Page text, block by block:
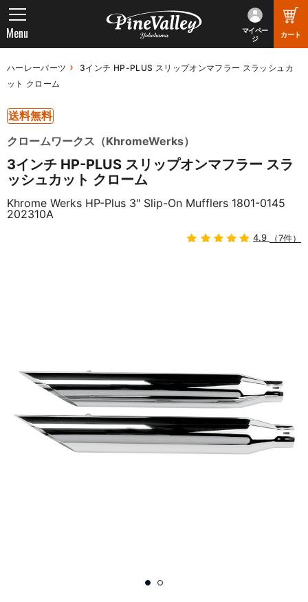
マイペー
ジ
カート
Menu
ハーレーパーツ
3インチ HP-PLUS スリップオンマフラー スラッシュカ
ット クローム
送料無料
クロームワークス（KhromeWerks）
3インチ HP-PLUS スリップオンマフラー スラ
ッシュカット クローム
Khrome Werks HP-Plus 3" Slip-On Mufflers 1801-0145
202310A
4.9 （7件）